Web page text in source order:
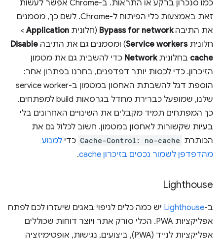
כמו סנכרון ברקע או התראות. ב-Chrome אפשר לעשות
זאת באמצעות כלי הפיתוח ל-Chrome. לשם כך, מסמנים
את התיבהBypass for network (חלונית Application
>
חלוניתService workers) ומסמנים גם את התיבה Disable
cache בחלוניתNetwork כדי להשבית גם את מטמון
הזיכרון. כדי לכסות יותר דפדפנים, בחרנו בפתרון אחר:
הוספת דגל להשבתת האחסון במטמון ב-service worker
שלנו, שמופעל כברירת מחדל בגרסאות build למפתחים.
כך המפתחים תמיד מקבלים את השינויים האחרונים בלי
בעיות שקשורות לאחסון במטמון. חשוב לכלול גם את
הכותרת Cache-Control: no-cache כדי למנוע
מהדפדפן לשמור נכסים בזיכרון cache
.
Lighthouse
ב-Lighthouse יש כמה כלים לניפוי באגים שיעזרו לכם לפתח
אפליקציות PWA. הכלי סורק אתר ויוצר דוחות שכוללים
אפליקציות לנייד (PWA), ביצועים, נגישות, אופטימיזציה